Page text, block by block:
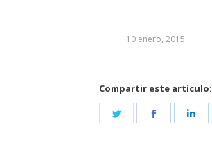
10 enero, 2015
Compartir este artículo:
Share
Share